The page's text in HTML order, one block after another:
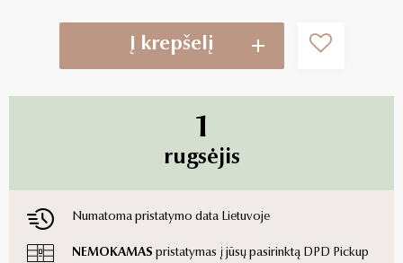
Į krepšelį
1
rugsėjis
Numatoma pristatymo data Lietuvoje
NEMOKAMAS pristatymas į jūsų pasirinktą DPD Pickup